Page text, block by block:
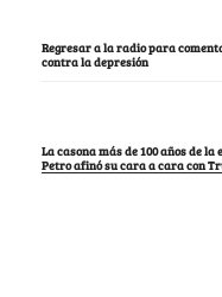
Regresar a la radio para
contra la depresión
La casona más de 100 años de
Petro afinó su cara a cara con